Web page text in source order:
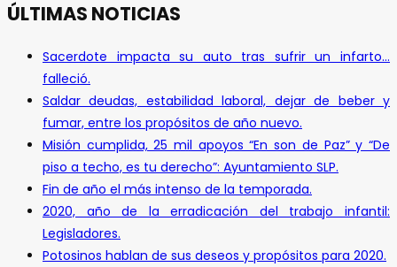
ÚLTIMAS NOTICIAS
Sacerdote impacta su auto tras sufrir un infarto…
falleció.
Saldar deudas, estabilidad laboral, dejar de beber y
fumar, entre los propósitos de año nuevo.
Misión cumplida, 25 mil apoyos “En son de Paz” y “De
piso a techo, es tu derecho”: Ayuntamiento SLP.
Fin de año el más intenso de la temporada.
2020, año de la erradicación del trabajo infantil:
Legisladores.
Potosinos hablan de sus deseos y propósitos para 2020.